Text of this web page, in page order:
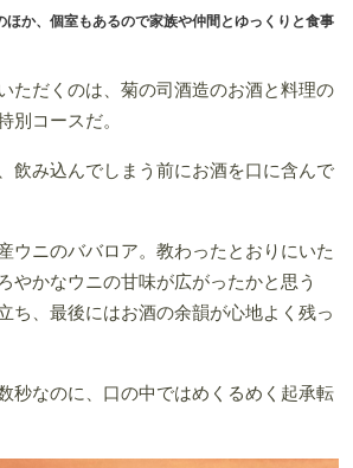
ほか、個室もあるので家族や仲間とゆっくりと食事
ただくのは、菊の司酒造のお酒と料理の
別コースだ。
飲み込んでしまう前にお酒を口に含んで
ウニのババロア。教わったとおりにいた
かなウニの甘味が広がったかと思う
ち、最後にはお酒の余韻が心地よく残っ
なのに、口の中ではめくるめく起承転